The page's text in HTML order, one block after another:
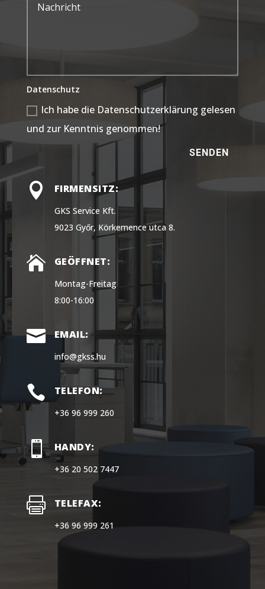
Datenschutz
Ich habe die Datenschutzerklärung gelesen
und zur Kenntnis genommen!
SENDEN
 FIRMENSITZ:
GKS Service Kft.
9023 Győr, Körkemence utca 8.
 GEÖFFNET:
Montag-Freitag
8:00-16:00
 EMAIL:
info@gkss.hu
 TELEFON:
+36 96 999 260
 HANDY:
+36 20 502 7447
 TELEFAX:
+36 96 999 261